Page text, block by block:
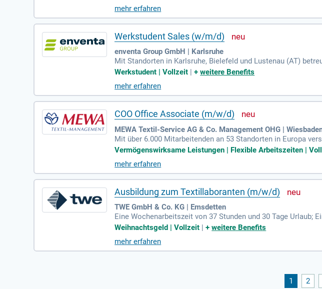
mehr erfahren
Werkstudent Sales (w/m/d)
enventa Group GmbH | Karlsruhe
Mit Standorten in Karlsruhe, Bielefeld und Lustenau (AT)
n Raum in den Bereichen Bekleidung, Schuhe, Accessoires,
Werkstudent | Vollzeit |+weitere Benefits
mehr erfahren
COO Office Associate (m/w/d)
MEWA Textil-Service AG & Co. Management OHG |
Mit über 6.000 Mitarbeitenden an 53 Standorten in Europa
en Betriebstextilien.
Vermögenswirksame Leistungen | Flexible Arbeitszeiten |
mehr erfahren
Ausbildung zum Textillaboranten (m/w/d)
TWE GmbH & Co. KG | Emsdetten
Eine Wochenarbeitszeit von 37 Stunden und 30 Tage Urlaub;
n, 1.455 € im dritten und 1.555 € im vierten Ausbildungsjahr;
Weihnachtsgeld | Vollzeit |+weitere Benefits
mehr erfahren
1 2